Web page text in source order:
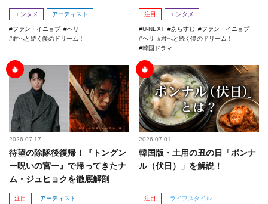
エンタメ アーティスト
ファン・イニョプ
ヘリ
君へと続く僕のドリーム！
注目 エンタメ
U-NEXT あらすじ
ファン・イニョプ
ヘリ
君へと続く僕のドリーム！
韓国ドラマ
2026.07.17
待望の除隊後復帰！『トングン
ー呪いの宮ー』で帰ってきたナ
ム・ジュヒョクを徹底解剖
注目 アーティスト
2026.07.01
韓国版・土用の丑の日「ポンナ
ル（伏日）」を解説！
注目 ライフスタイル